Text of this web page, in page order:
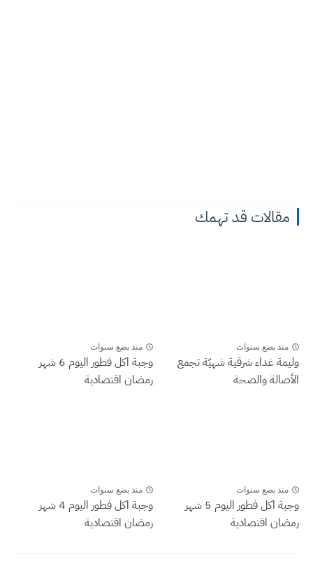
مقالات قد تهمك
منذ بضع سنوات
وليمة غداء شرقية شهيّة تجمع
الأصالة والصحة
منذ بضع سنوات
وجبة اكل فطور اليوم 6 شهر
رمضان اقتصادية
منذ بضع سنوات
وجبة اكل فطور اليوم 5 شهر
رمضان اقتصادية
منذ بضع سنوات
وجبة اكل فطور اليوم 4 شهر
رمضان اقتصادية